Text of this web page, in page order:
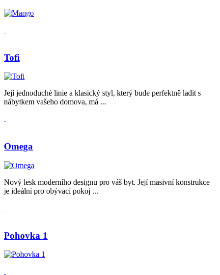
Tofi
Její jednoduché linie a klasický styl, který bude perfektně ladit s
nábytkem vašeho domova, má ...
Omega
Nový lesk moderního designu pro váš byt. Její masivní konstrukce
je ideální pro obývací pokoj ...
Pohovka 1